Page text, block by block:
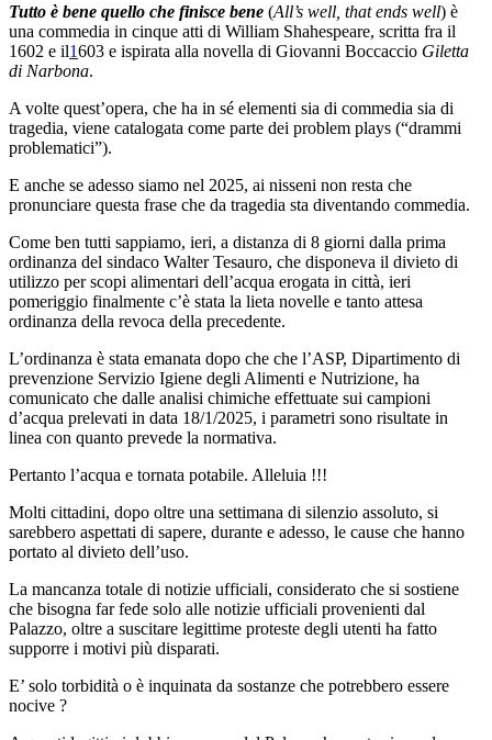
Tutto è bene quello che finisce bene (All’s well, that ends well) è
una commedia in cinque atti di William Shahespeare, scritta fra il
1602 e il1603 e ispirata alla novella di Giovanni Boccaccio Giletta
di Narbona.
A volte quest’opera, che ha in sé elementi sia di commedia sia di
tragedia, viene catalogata come parte dei problem plays (“drammi
problematici”).
E anche se adesso siamo nel 2025, ai nisseni non resta che
pronunciare questa frase che da tragedia sta diventando commedia.
Come ben tutti sappiamo, ieri, a distanza di 8 giorni dalla prima
ordinanza del sindaco Walter Tesauro, che disponeva il divieto di
utilizzo per scopi alimentari dell’acqua erogata in città, ieri
pomeriggio finalmente c’è stata la lieta novelle e tanto attesa
ordinanza della revoca della precedente.
L’ordinanza è stata emanata dopo che che l’ASP, Dipartimento di
prevenzione Servizio Igiene degli Alimenti e Nutrizione, ha
comunicato che dalle analisi chimiche effettuate sui campioni
d’acqua prelevati in data 18/1/2025, i parametri sono risultate in
linea con quanto prevede la normativa.
Pertanto l’acqua e tornata potabile. Alleluia !!!
Molti cittadini, dopo oltre una settimana di silenzio assoluto, si
sarebbero aspettati di sapere, durante e adesso, le cause che hanno
portato al divieto dell’uso.
La mancanza totale di notizie ufficiali, considerato che si sostiene
che bisogna far fede solo alle notizie ufficiali provenienti dal
Palazzo, oltre a suscitare legittime proteste degli utenti ha fatto
supporre i motivi più disparati.
E’ solo torbidità o è inquinata da sostanze che potrebbero essere
nocive ?